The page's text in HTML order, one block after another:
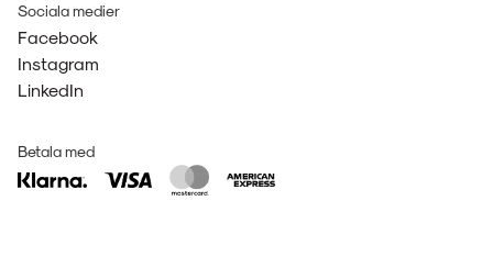
Sociala medier
Facebook
Instagram
LinkedIn
Betala med